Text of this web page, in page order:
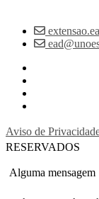
Aviso de
RESERVADOS
Alguma mensagem